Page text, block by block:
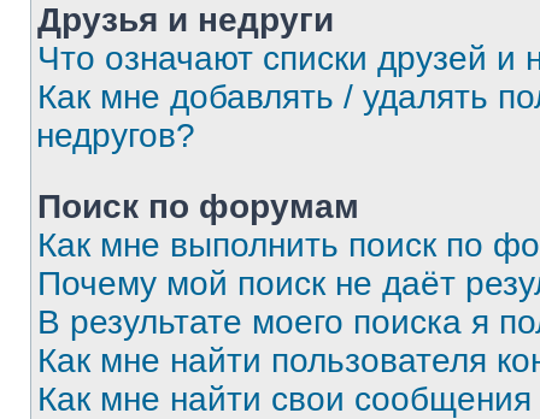
Друзья и недруги
Что означают списки друзей и
Как мне добавлять / удалять
недругов?
Поиск по форумам
Как мне выполнить поиск по
Почему мой поиск не даёт
В результате моего поиска я
Как мне найти пользователя
Как мне найти свои